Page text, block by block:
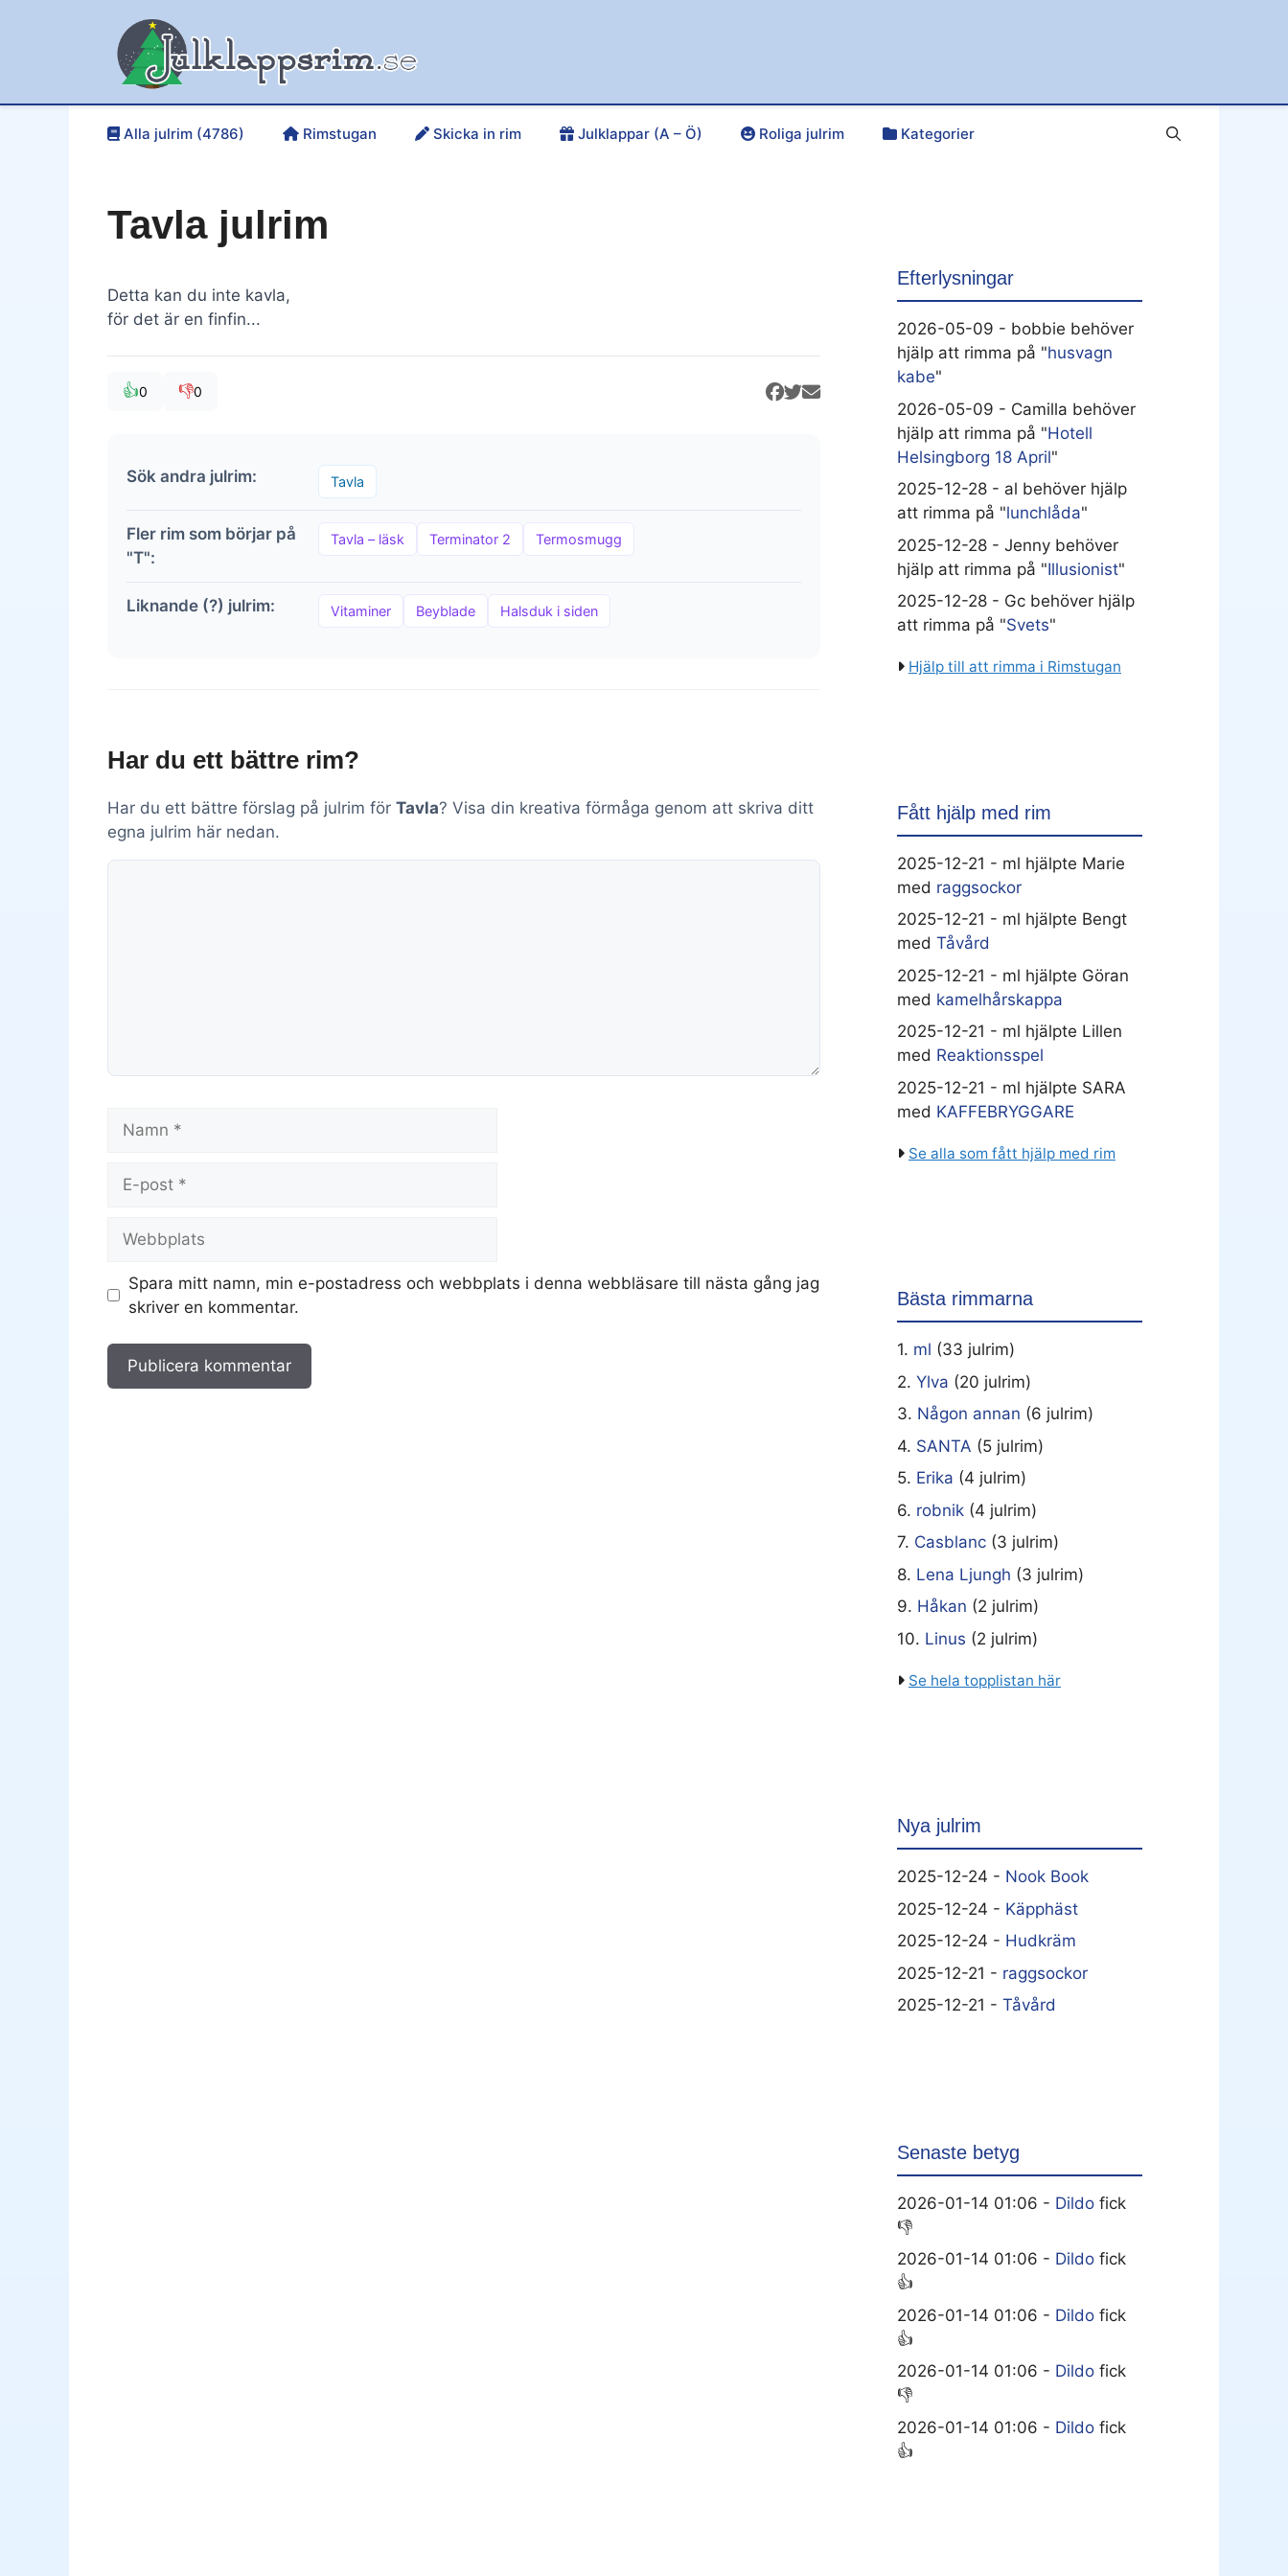
Alla julrim (4786) Rimstugan Skicka in rim Julklappar (A – Ö) Roliga julrim Kategorier
Tavla julrim
Detta kan du inte kavla,
för det är en finfin...
👍0 👎0
Sök andra julrim: Tavla
Fler rim som börjar på
"T":
Tavla – läsk Terminator 2 Termosmugg
Liknande (?) julrim: Vitaminer Beyblade Halsduk i siden
Har du ett bättre rim?
Har du ett bättre förslag på julrim för Tavla? Visa din kreativa förmåga genom att skriva ditt
egna julrim här nedan.
Kommentar
post
Spara mitt namn, min e-postadress och webbplats i denna webbläsare till nästa gång jag
skriver en kommentar.
Efterlysningar
2026-05-09 - bobbie behöver
hjälp att rimma på "husvagn
kabe"
2026-05-09 - Camilla behöver
hjälp att rimma på "Hotell
Helsingborg 18 April"
2025-12-28 - al behöver hjälp
att rimma på "lunchlåda"
2025-12-28 - Jenny behöver
hjälp att rimma på "Illusionist"
2025-12-28 - Gc behöver hjälp
att rimma på "Svets"
Hjälp till att rimma i Rimstugan
Fått hjälp med rim
2025-12-21 - ml hjälpte Marie
med raggsockor
2025-12-21 - ml hjälpte Bengt
med Tåvård
2025-12-21 - ml hjälpte Göran
med kamelhårskappa
2025-12-21 - ml hjälpte Lillen
med Reaktionsspel
2025-12-21 - ml hjälpte SARA
med KAFFEBRYGGARE
Se alla som fått hjälp med rim
Bästa rimmarna
1. ml (33 julrim)
2. Ylva (20 julrim)
3. Någon annan (6 julrim)
4. SANTA (5 julrim)
5. Erika (4 julrim)
6. robnik (4 julrim)
7. Casblanc (3 julrim)
8. Lena Ljungh (3 julrim)
9. Håkan (2 julrim)
10. Linus (2 julrim)
Se hela topplistan här
Nya julrim
2025-12-24 - Nook Book
2025-12-24 - Käpphäst
2025-12-24 - Hudkräm
2025-12-21 - raggsockor
2025-12-21 - Tåvård
Senaste betyg
2026-01-14 01:06 - Dildo fick
👎
2026-01-14 01:06 - Dildo fick
👍
2026-01-14 01:06 - Dildo fick
👍
2026-01-14 01:06 - Dildo fick
👎
2026-01-14 01:06 - Dildo fick
👍